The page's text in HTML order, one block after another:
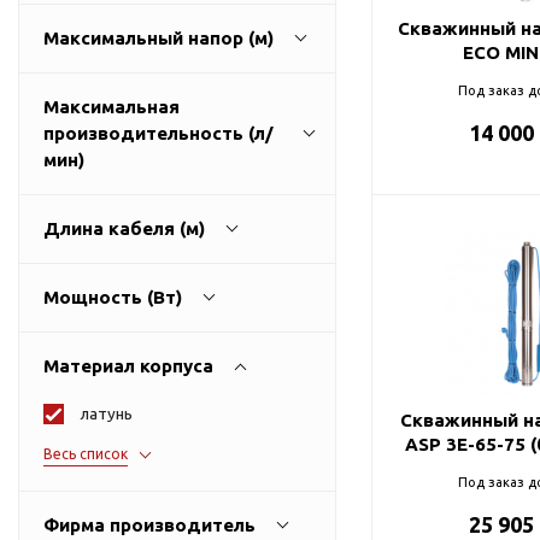
давления
насосы фланцевые
Циркуляционные
насосы (сухой ротор)
давления
насосы для ГВС
Насосы для фонтана и
бассейна
Насосы и оборудование
Максимальный напор (м)
30
Максимальная
производительность (л/
мин)
Длина кабеля (м)
Мощность (Вт)
250
Материал корпуса
латунь
нержавеющая сталь
Весь список
Фирма производитель
Скважинный
ECO
Под заказ
14 000
Скважинный
ASP 3E-65-75
Под заказ
25 905